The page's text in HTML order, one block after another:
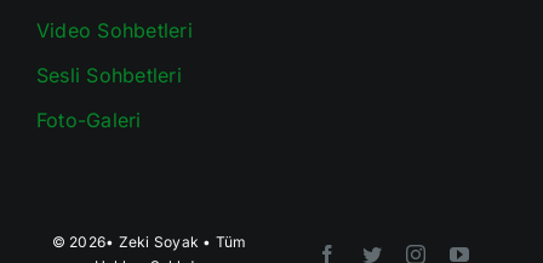
Video Sohbetleri
Sesli Sohbetleri
Foto-Galeri
© 2026• Zeki Soyak • Tüm